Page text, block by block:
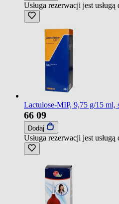
Usługa rezerwacji jest usługą
Lactulose-MIP, 9,75 g/15 ml,
66 09
Dodaj
Usługa rezerwacji jest usługą